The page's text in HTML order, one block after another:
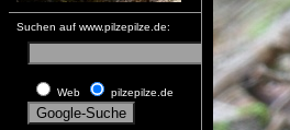
Suchen auf www.pilzepilze.de:
Web pilzepilze.de